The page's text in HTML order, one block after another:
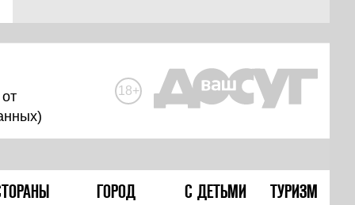
)
18+
ГОРОД С ДЕТЬМИ ТУРИЗМ